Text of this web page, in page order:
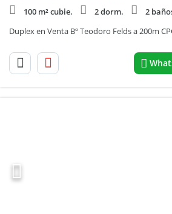
100 m² cubie.
2 dorm.
2
Duplex en Venta Bº Teodoro Felds a 200m